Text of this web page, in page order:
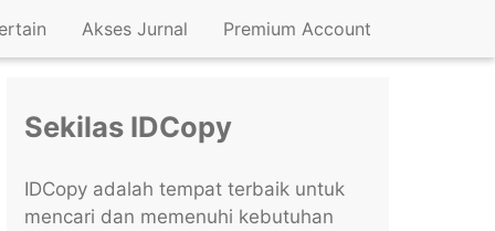
Akses Jurnal Premium Account
Sekilas IDCopy
IDCopy adalah tempat terbaik untuk
mencari dan memenuhi kebutuhan